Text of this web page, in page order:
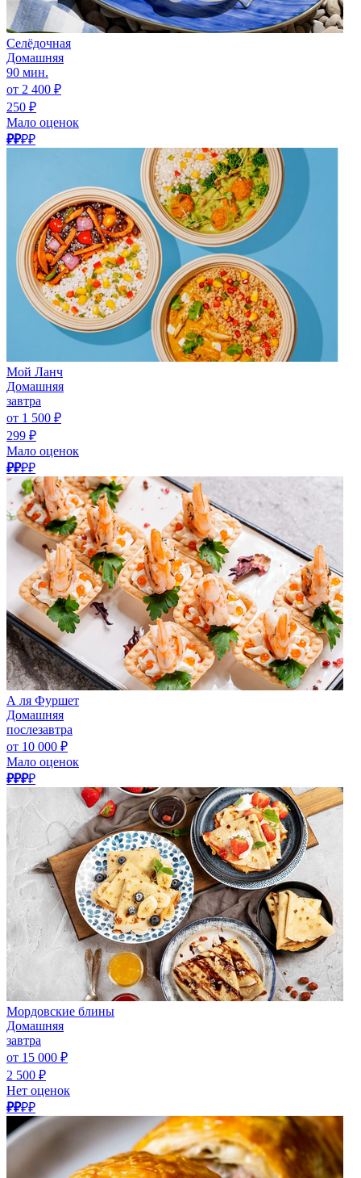
Селёдочная
Домашняя
90 мин.
от 2 400 ₽
250 ₽
Мало оценок
₽₽₽₽
Мой Ланч
Домашняя
завтра
от 1 500 ₽
299 ₽
Мало оценок
₽₽₽₽
А ля Фуршет
Домашняя
послезавтра
от 10 000 ₽
Мало оценок
₽₽₽₽
Мордовские блины
Домашняя
завтра
от 15 000 ₽
2 500 ₽
Нет оценок
₽₽₽₽